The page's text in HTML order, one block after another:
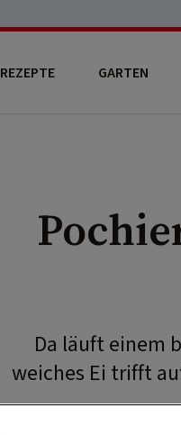
REZEPTE GARTEN
Da läuft einem
weiches Ei trifft